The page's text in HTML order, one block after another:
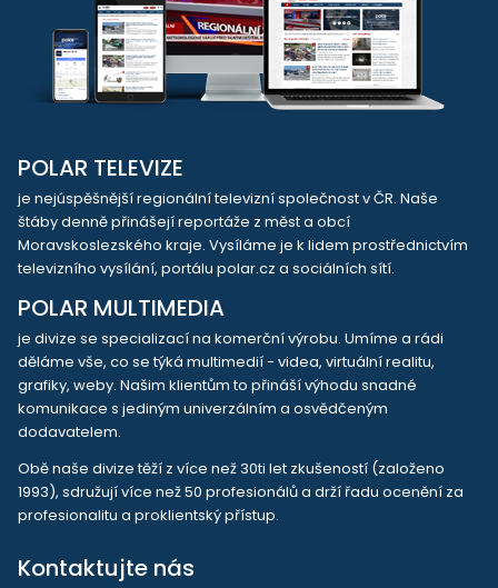
POLAR TELEVIZE
je nejúspěšnější regionální televizní společnost v ČR. Naše
štáby denně přinášejí reportáže z měst a obcí
Moravskoslezského kraje. Vysíláme je k lidem prostřednictvím
televizního vysílání, portálu polar.cz a sociálních sítí.
POLAR MULTIMEDIA
je divize se specializací na komerční výrobu. Umíme a rádi
děláme vše, co se týká multimedií - videa, virtuální realitu,
grafiky, weby. Našim klientům to přináší výhodu snadné
komunikace s jediným univerzálním a osvědčeným
dodavatelem.
Obě naše divize těží z více než 30ti let zkušeností (založeno
1993), sdružují více než 50 profesionálů a drží řadu ocenění za
profesionalitu a proklientský přístup.
Kontaktujte nás